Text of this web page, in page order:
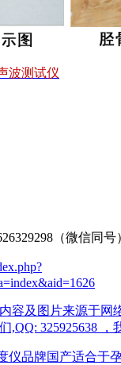
波测试仪
（微信同号
容及图片来源于网
,QQ: 325925638 ，
仪品牌国产适合于